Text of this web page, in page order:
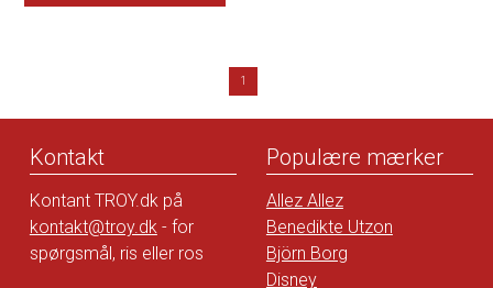
1
Kontakt
Kontant TROY.dk på
kontakt@troy.dk- for
spørgsmål, ris eller ros
Populære mærker
Allez Allez
Benedikte Utzon
Björn Borg
Disney